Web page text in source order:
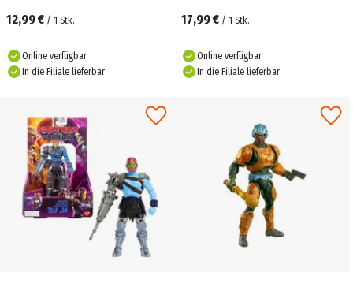
12,99 € / 1 Stk.
Online verfügbar
In die Filiale lieferbar
17,99 € / 1 Stk.
Online verfügbar
In die Filiale lieferbar